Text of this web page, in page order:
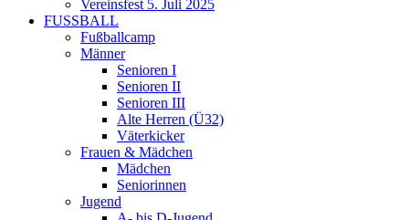
Vereinsfest 5. Juli 2025
FUSSBALL
Fußballcamp
Männer
Senioren I
Senioren II
Senioren III
Alte Herren (Ü32)
Väterkicker
Frauen & Mädchen
Mädchen
Seniorinnen
Jugend